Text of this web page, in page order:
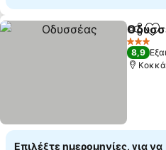
3 Αστέρια
8,9
Επιλέξτε ημερομηνίες, για να